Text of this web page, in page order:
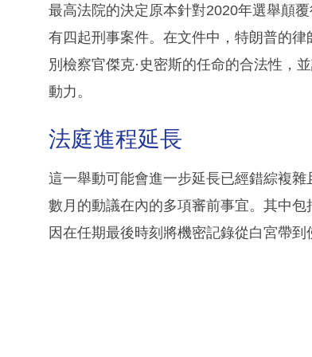
最高法院的決定原本針對2020年選舉顛
有四起刑事案件。在文件中，特朗普的
別檢察官傑克·史密斯的任命的合法性，
動力。
法庭進程延長
這一舉動可能會進一步延長已經錯綜複
數月的動議在內的多項審前事宜。其中
因在任期最後時刻將機密記錄從白宮帶到